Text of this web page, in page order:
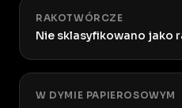
RAKOTWÓRCZE
Nie sklasyfikowano jako
W DYMIE PAPIEROSOWYM